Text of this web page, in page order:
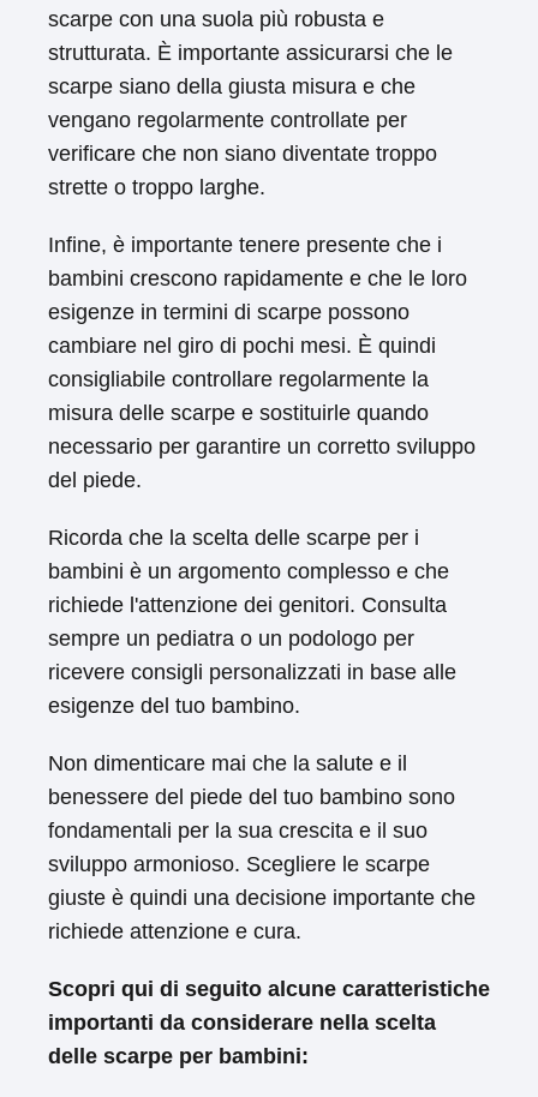
scarpe con una suola più robusta e
strutturata. È importante assicurarsi che le
scarpe siano della giusta misura e che
vengano regolarmente controllate per
verificare che non siano diventate troppo
strette o troppo larghe.
Infine, è importante tenere presente che i
bambini crescono rapidamente e che le loro
esigenze in termini di scarpe possono
cambiare nel giro di pochi mesi. È quindi
consigliabile controllare regolarmente la
misura delle scarpe e sostituirle quando
necessario per garantire un corretto sviluppo
del piede.
Ricorda che la scelta delle scarpe per i
bambini è un argomento complesso e che
richiede l'attenzione dei genitori. Consulta
sempre un pediatra o un podologo per
ricevere consigli personalizzati in base alle
esigenze del tuo bambino.
Non dimenticare mai che la salute e il
benessere del piede del tuo bambino sono
fondamentali per la sua crescita e il suo
sviluppo armonioso. Scegliere le scarpe
giuste è quindi una decisione importante che
richiede attenzione e cura.
Scopri qui di seguito alcune caratteristiche
importanti da considerare nella scelta
delle scarpe per bambini: